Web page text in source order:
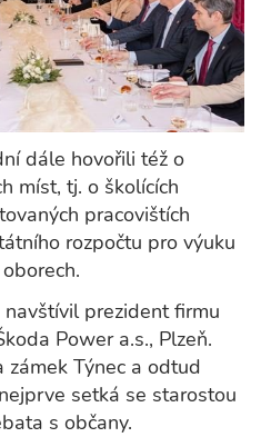
dále hovořili též o
míst, tj. o školících
pracovištích
rozpočtu pro výuku
prezident firmu
Power a.s., Plzeň.
Týnec a odtud
setká se starostou
s občany.